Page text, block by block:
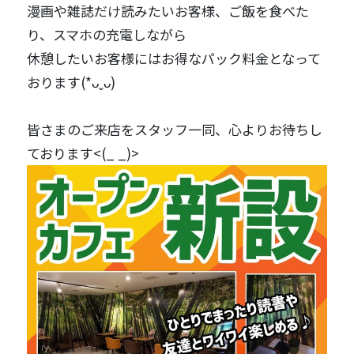
漫画や雑誌だけ読みたいお客様、ご飯を食べた
り、スマホの充電しながら
休憩したいお客様にはお得なパック料金となって
おります(*ᴗˬᴗ)
皆さまのご来店をスタッフ一同、心よりお待ちし
ております<(_ _)>